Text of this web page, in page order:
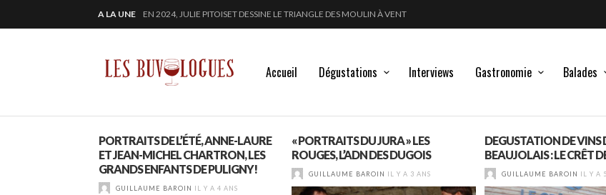
A LA UNE
« SECRET D’OCÉAN » : LA MAISON BICHOT REPOUSSE LES FRONTIÈRES DE L’ÉLEVAGE DU VIN
SAMUEL BILLAUD FAIT BRILLER 2024
EN 2024, JULIE PITOISET DESSINE LE TRIANGLE DES MOULIN À VENT
Accueil Dégustations Interviews Gastronomie Balades
PORTRAITS DE L’ÉTÉ, ANNE-LAURE
ET JEAN-MICHEL CHARTRON, LES
GRANDS ENFANTS DE PULIGNY!
GUILLAUME BAROIN IL Y A 4 ANS
« PORTRAITS DU JURA » LES
ROUGES, L’ADN DES DUGOIS
GUILLAUME BAROIN IL Y A 3 ANS
DEGUSTATION DE VINS
BEAUJOLAIS : LE CRÊT
GUILLAUME BAROIN IL Y A